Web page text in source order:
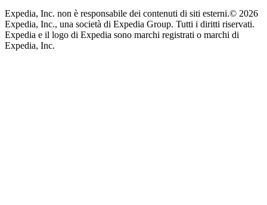
Expedia, Inc. non è responsabile dei contenuti di siti esterni.© 2026
Expedia, Inc., una società di Expedia Group. Tutti i diritti riservati.
Expedia e il logo di Expedia sono marchi registrati o marchi di
Expedia, Inc.